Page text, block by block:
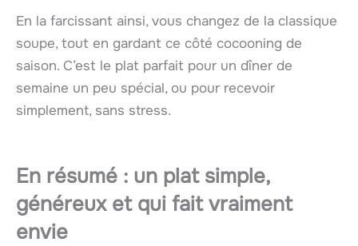
En la farcissant ainsi, vous changez de la classique
soupe, tout en gardant ce côté cocooning de
saison. C’est le plat parfait pour un dîner de
semaine un peu spécial, ou pour recevoir
simplement, sans stress.
En résumé : un plat simple,
généreux et qui fait vraiment
envie